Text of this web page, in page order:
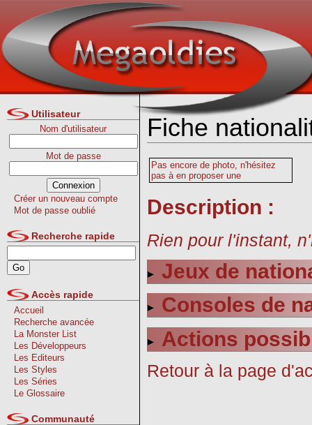
Utilisateur
Nom d'utilisateur
Mot de passe
Créer un nouveau compte
Mot de passe oublié
Recherche rapide
Accès rapide
Accueil
Recherche avancée
La Monster List
Les Développeurs
Les Editeurs
Les Styles
Les Séries
Le Glossaire
Communauté
Fiche
Pas encore de photo, n'hésitez
pas à en proposer une
Description :
Rien pour l'instant,
Jeux de
Consoles de
Actions
Retour à la page